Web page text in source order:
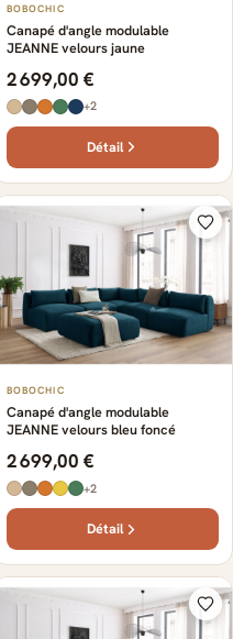
BOBOCHIC
Canapé d'angle modulable
JEANNE velours jaune
2 699,00 €
+2
Détail
BOBOCHIC
Canapé d'angle modulable
JEANNE velours bleu foncé
2 699,00 €
+2
Détail